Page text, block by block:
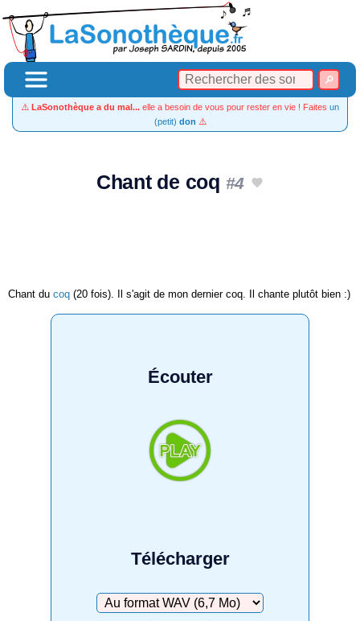
⚠️ LaSonothèque a du mal... elle a besoin de vous pour rester en vie ! Faites un
(petit) don ⚠️
Chant de coq #4
Chant du coq (20 fois). Il s'agit de mon dernier coq. Il chante plutôt bien :)
Écouter
Télécharger
Télécharger